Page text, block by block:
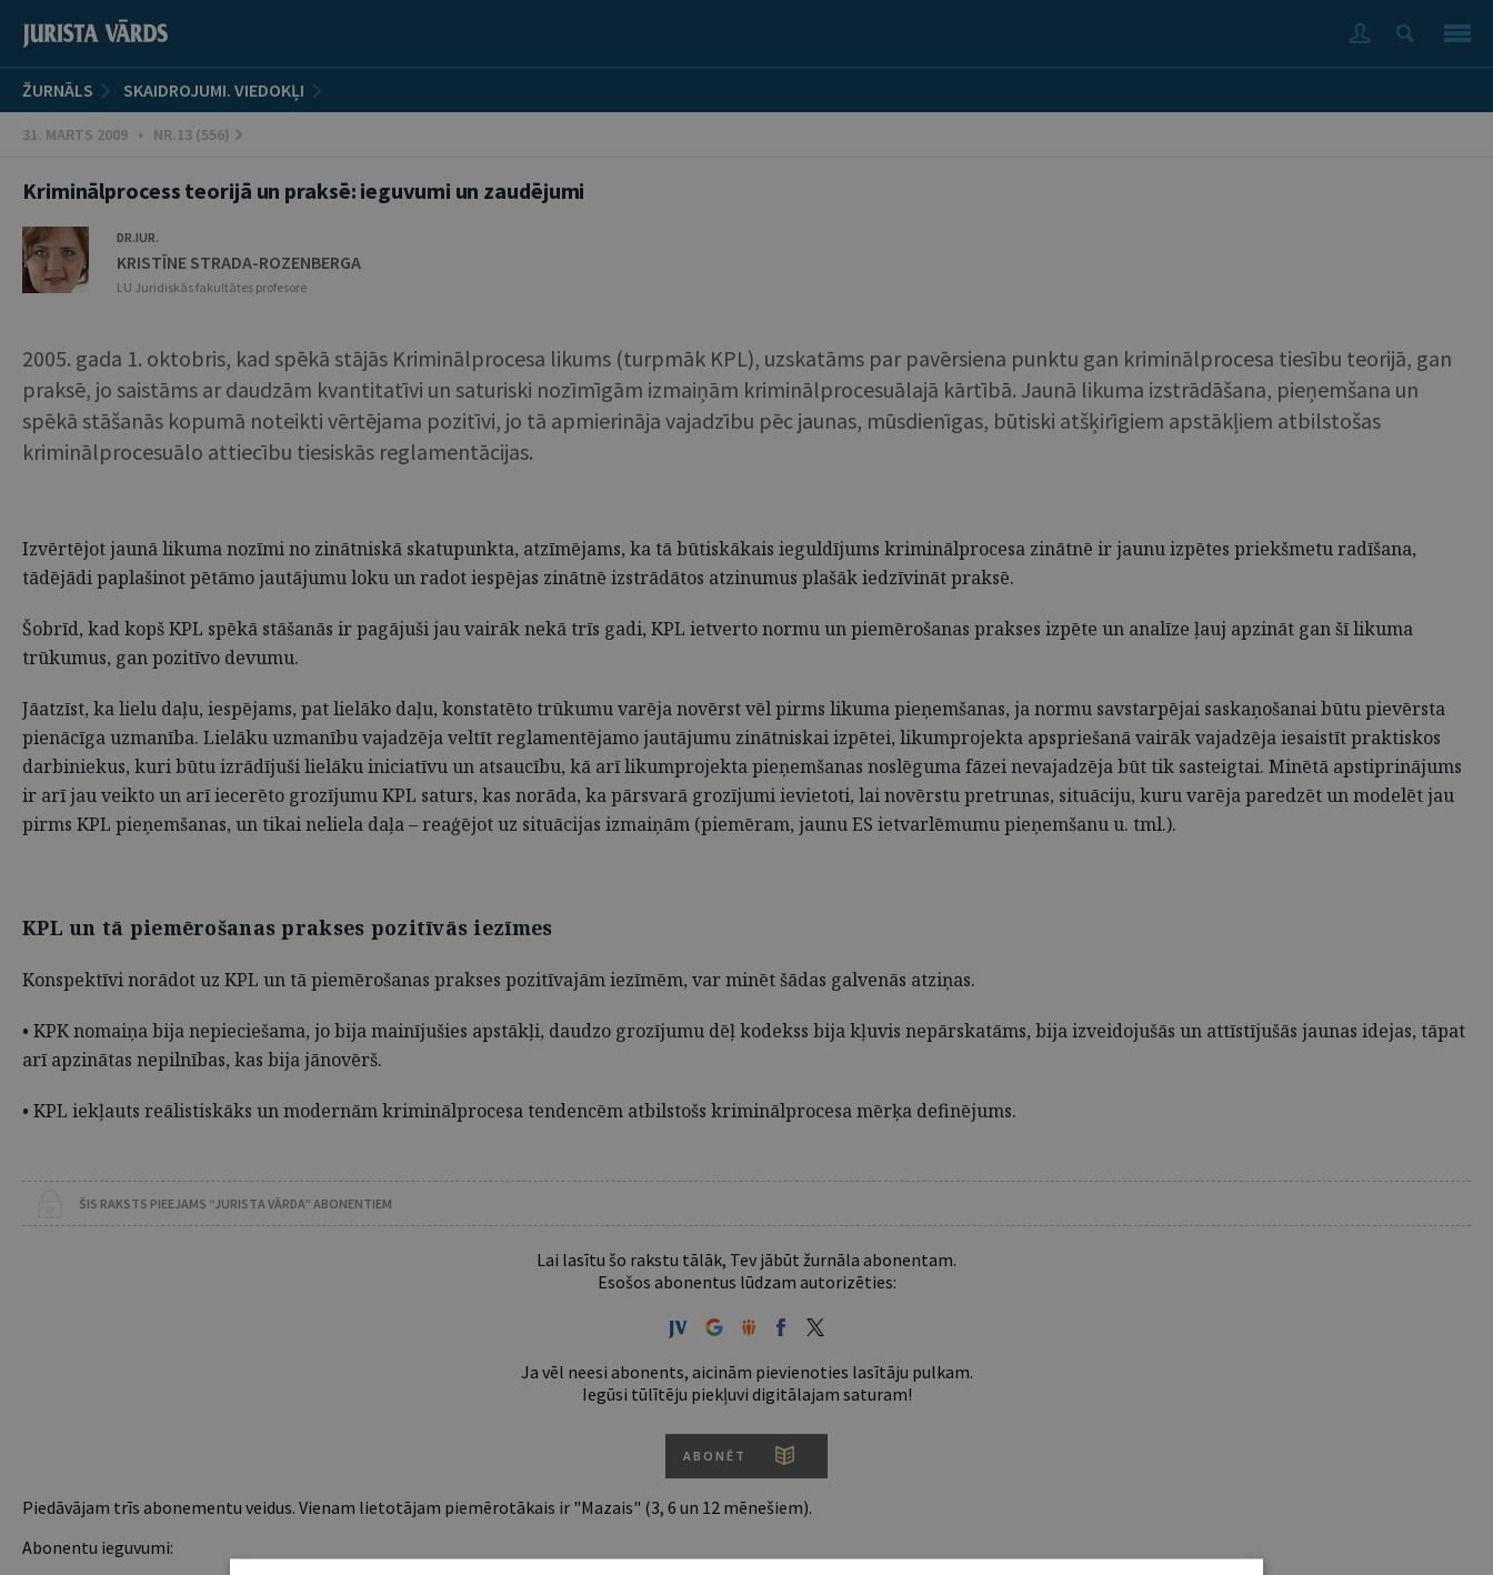
ŽURNĀLS SKAIDROJUMI. VIEDOKĻI
31. MARTS 2009 • NR.13 (556)
Kriminālprocess teorijā un praksē: ieguvumi un zaudējumi
DR.IUR.
KRISTĪNE STRADA-ROZENBERGA
LU Juridiskās fakultātes profesore
2005. gada 1. oktobris, kad spēkā stājās Kriminālprocesa likums (turpmāk KPL), uzskatāms par pavērsiena punktu gan kriminālprocesa tiesību teorijā, gan
praksē, jo saistāms ar daudzām kvantitatīvi un saturiski nozīmīgām izmaiņām kriminālprocesuālajā kārtībā. Jaunā likuma izstrādāšana, pieņemšana un
spēkā stāšanās kopumā noteikti vērtējama pozitīvi, jo tā apmierināja vajadzību pēc jaunas, mūsdienīgas, būtiski atšķirīgiem apstākļiem atbilstošas
kriminālprocesuālo attiecību tiesiskās reglamentācijas.
Izvērtējot jaunā likuma nozīmi no zinātniskā skatupunkta, atzīmējams, ka tā būtiskākais ieguldījums kriminālprocesa zinātnē ir jaunu izpētes priekšmetu radīšana,
tādējādi paplašinot pētāmo jautājumu loku un radot iespējas zinātnē izstrādātos atzinumus plašāk iedzīvināt praksē.
Šobrīd, kad kopš KPL spēkā stāšanās ir pagājuši jau vairāk nekā trīs gadi, KPL ietverto normu un piemērošanas prakses izpēte un analīze ļauj apzināt gan šī likuma
trūkumus, gan pozitīvo devumu.
Jāatzīst, ka lielu daļu, iespējams, pat lielāko daļu, konstatēto trūkumu varēja novērst vēl pirms likuma pieņemšanas, ja normu savstarpējai saskaņošanai būtu pievērsta
pienācīga uzmanība. Lielāku uzmanību vajadzēja veltīt reglamentējamo jautājumu zinātniskai izpētei, likumprojekta apspriešanā vairāk vajadzēja iesaistīt praktiskos
darbiniekus, kuri būtu izrādījuši lielāku iniciatīvu un atsaucību, kā arī likumprojekta pieņemšanas noslēguma fāzei nevajadzēja būt tik sasteigtai. Minētā apstiprinājums
ir arī jau veikto un arī iecerēto grozījumu KPL saturs, kas norāda, ka pārsvarā grozījumi ievietoti, lai novērstu pretrunas, situāciju, kuru varēja paredzēt un modelēt jau
pirms KPL pieņemšanas, un tikai neliela daļa – reaģējot uz situācijas izmaiņām (piemēram, jaunu ES ietvarlēmumu pieņemšanu u. tml.).
KPL un tā piemērošanas prakses pozitīvās iezīmes
Konspektīvi norādot uz KPL un tā piemērošanas prakses pozitīvajām iezīmēm, var minēt šādas galvenās atziņas.
• KPK nomaiņa bija nepieciešama, jo bija mainījušies apstākļi, daudzo grozījumu dēļ kodekss bija kļuvis nepārskatāms, bija izveidojušās un attīstījušās jaunas idejas, tāpat
arī apzinātas nepilnības, kas bija jānovērš.
• KPL iekļauts reālistiskāks un modernām kriminālprocesa tendencēm atbilstošs kriminālprocesa mērķa definējums.
ŠIS RAKSTS PIEEJAMS “JURISTA VĀRDA” ABONENTIEM
Lai lasītu šo rakstu tālāk, Tev jābūt žurnāla abonentam.
Esošos abonentus lūdzam autorizēties:
Ja vēl neesi abonents, aicinām pievienoties lasītāju pulkam.
Iegūsi tūlītēju piekļuvi digitālajam saturam!
ABONĒT
Piedāvājam trīs abonementu veidus. Vienam lietotājam piemērotākais ir "Mazais" (3, 6 un 12 mēnešiem).
Abonentu ieguvumi: